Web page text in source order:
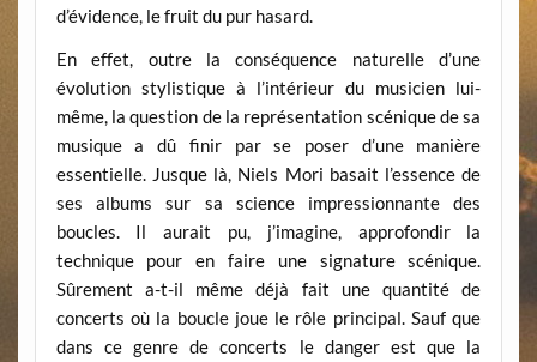
d’évidence, le fruit du pur hasard.
En effet, outre la conséquence naturelle d’une
évolution stylistique à l’intérieur du musicien lui-
même, la question de la représentation scénique de sa
musique a dû finir par se poser d’une manière
essentielle. Jusque là, Niels Mori basait l’essence de
ses albums sur sa science impressionnante des
boucles. Il aurait pu, j’imagine, approfondir la
technique pour en faire une signature scénique.
Sûrement a-t-il même déjà fait une quantité de
concerts où la boucle joue le rôle principal. Sauf que
dans ce genre de concerts le danger est que la